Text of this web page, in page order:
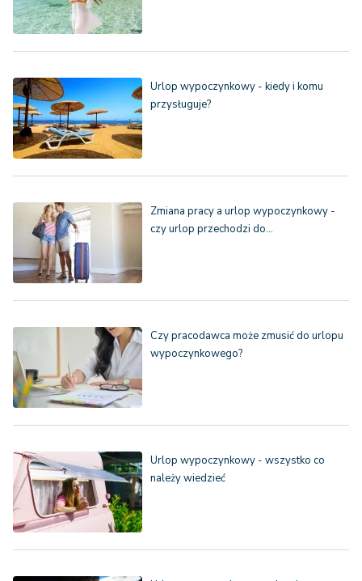
Urlop wypoczynkowy - kiedy i komu
przysługuje?
Zmiana pracy a urlop wypoczynkowy -
czy urlop przechodzi do…
Czy pracodawca może zmusić do urlopu
wypoczynkowego?
Urlop wypoczynkowy - wszystko co
należy wiedzieć